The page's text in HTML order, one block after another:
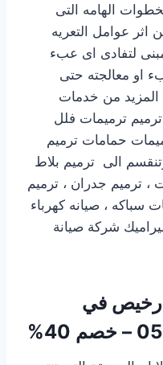
الهامه التى
اثر عوامل التعريه
لتفادى اى عبء
او معالجته حتى
المزيد من خدمات
ترميمات فلل
حمامات ترميم
الى ترميم بلاط
، ترميم جدران ، ترميم
سباكه ، صيانه كهرباء
شركة صيانة
رخيص في